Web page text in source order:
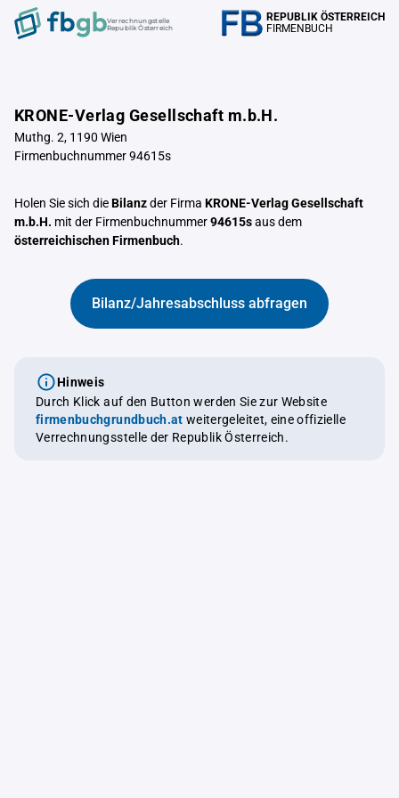
Verrechnungstelle
Republik Österreich
REPUBLIK ÖSTERREICH
FIRMENBUCH
KRONE-Verlag Gesellschaft m.b.H.
Muthg. 2, 1190 Wien
Firmenbuchnummer 94615s
Holen Sie sich dieBilanzder Firma KRONE-Verlag Gesellschaft
m.b.H. mit der Firmenbuchnummer94615saus dem
österreichischen Firmenbuch.
Bilanz/Jahresabschluss abfragen
Hinweis
Durch Klick auf den Button werden Sie zur Website
firmenbuchgrundbuch.at weitergeleitet, eine offizielle
Verrechnungsstelle der Republik Österreich.